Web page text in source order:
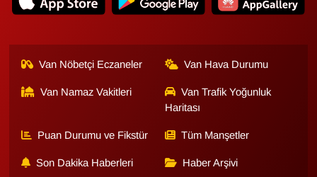
Van Nöbetçi Eczaneler Van Hava Durumu
Van Namaz Vakitleri
Van Trafik Yoğunluk
Haritası
Puan Durumu ve Fikstür Tüm Manşetler
Son Dakika Haberleri Haber Arşivi